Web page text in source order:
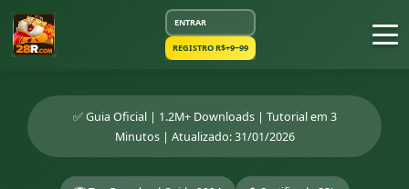
ENTRAR
REGISTRO R$+9~99
✅ Guia Oficial | 1.2M+ Downloads | Tutorial em 3
Minutos | Atualizado: 31/01/2026